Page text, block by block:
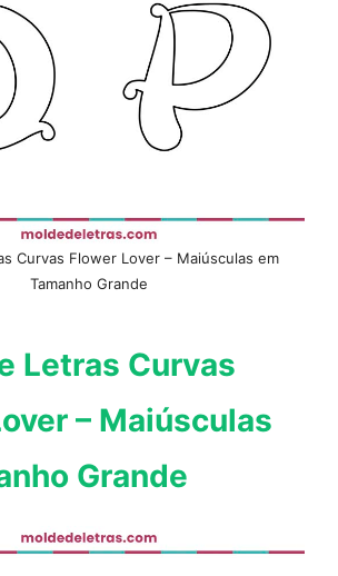
Curvas Flower Lover – Maiúsculas em
Tamanho Grande
Letras Curvas
– Maiúsculas
Grande